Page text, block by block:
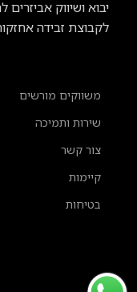
יבוא ושיווק אביזרים
לקבוצת זבידה
משווקים מורשים
שירות ותמיכה
צור קשר
קיימות
בטיחות